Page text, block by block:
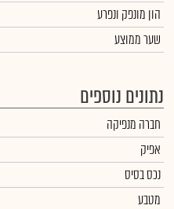
הון מונפק ונפרע
שער ממוצע
נתונים נוספים
חברה מנפיקה
אפיק
נכס בסיס
מטבע